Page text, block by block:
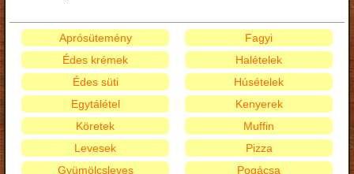
Aprósütemény
Édes krémek
Édes süti
Egytálétel
Fagyi
Halételek
Húsételek
Kenyerek
Köretek
Levesek
Gyümölcsleves
Muffin
Pizza
Pogácsa